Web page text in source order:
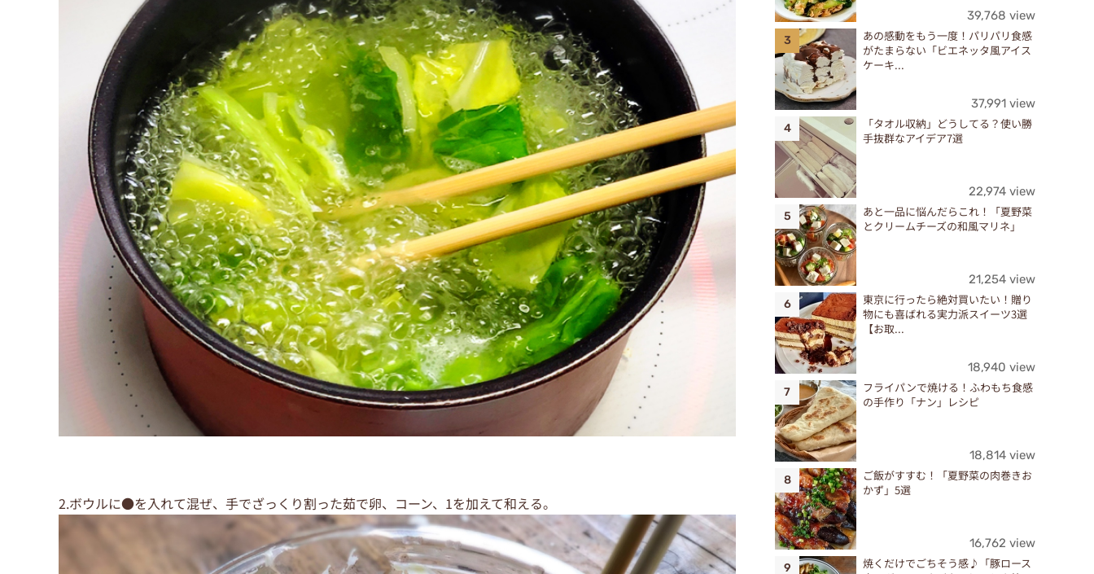
2.ボウルに●を入れて混ぜ、手でざっくり割った茹で卵、コーン、1を加えて和える。
39,768 view
あの感動をもう一度！パリパリ食感
がたまらない「ビエネッタ風アイス
ケーキ...
37,991 view
「タオル収納」どうしてる？使い勝
手抜群なアイデア7選
22,974 view
あと一品に悩んだらこれ！「夏野菜
とクリームチーズの和風マリネ」
21,254 view
東京に行ったら絶対買いたい！贈り
物にも喜ばれる実力派スイーツ3選
【お取...
18,940 view
フライパンで焼ける！ふわもち食感
の手作り「ナン」レシピ
18,814 view
ご飯がすすむ！「夏野菜の肉巻きお
かず」5選
16,762 view
焼くだけでごちそう感♪「豚ロース